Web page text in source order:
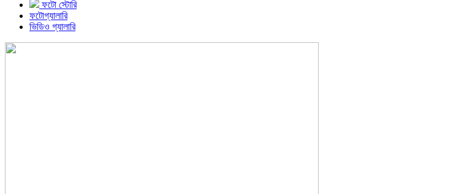
ফটো স্টোরি
ফটোগ্যালারি
ভিডিও গ্যালারি